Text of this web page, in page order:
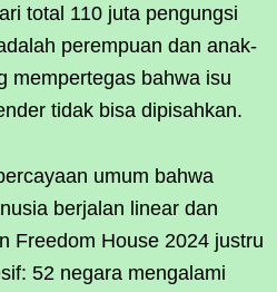
total 110 juta pengungsi
perempuan dan anak-
mempertegas bahwa isu
tidak bisa dipisahkan.
umum bahwa
berjalan linear dan
Freedom House 2024 justru
52 negara mengalami